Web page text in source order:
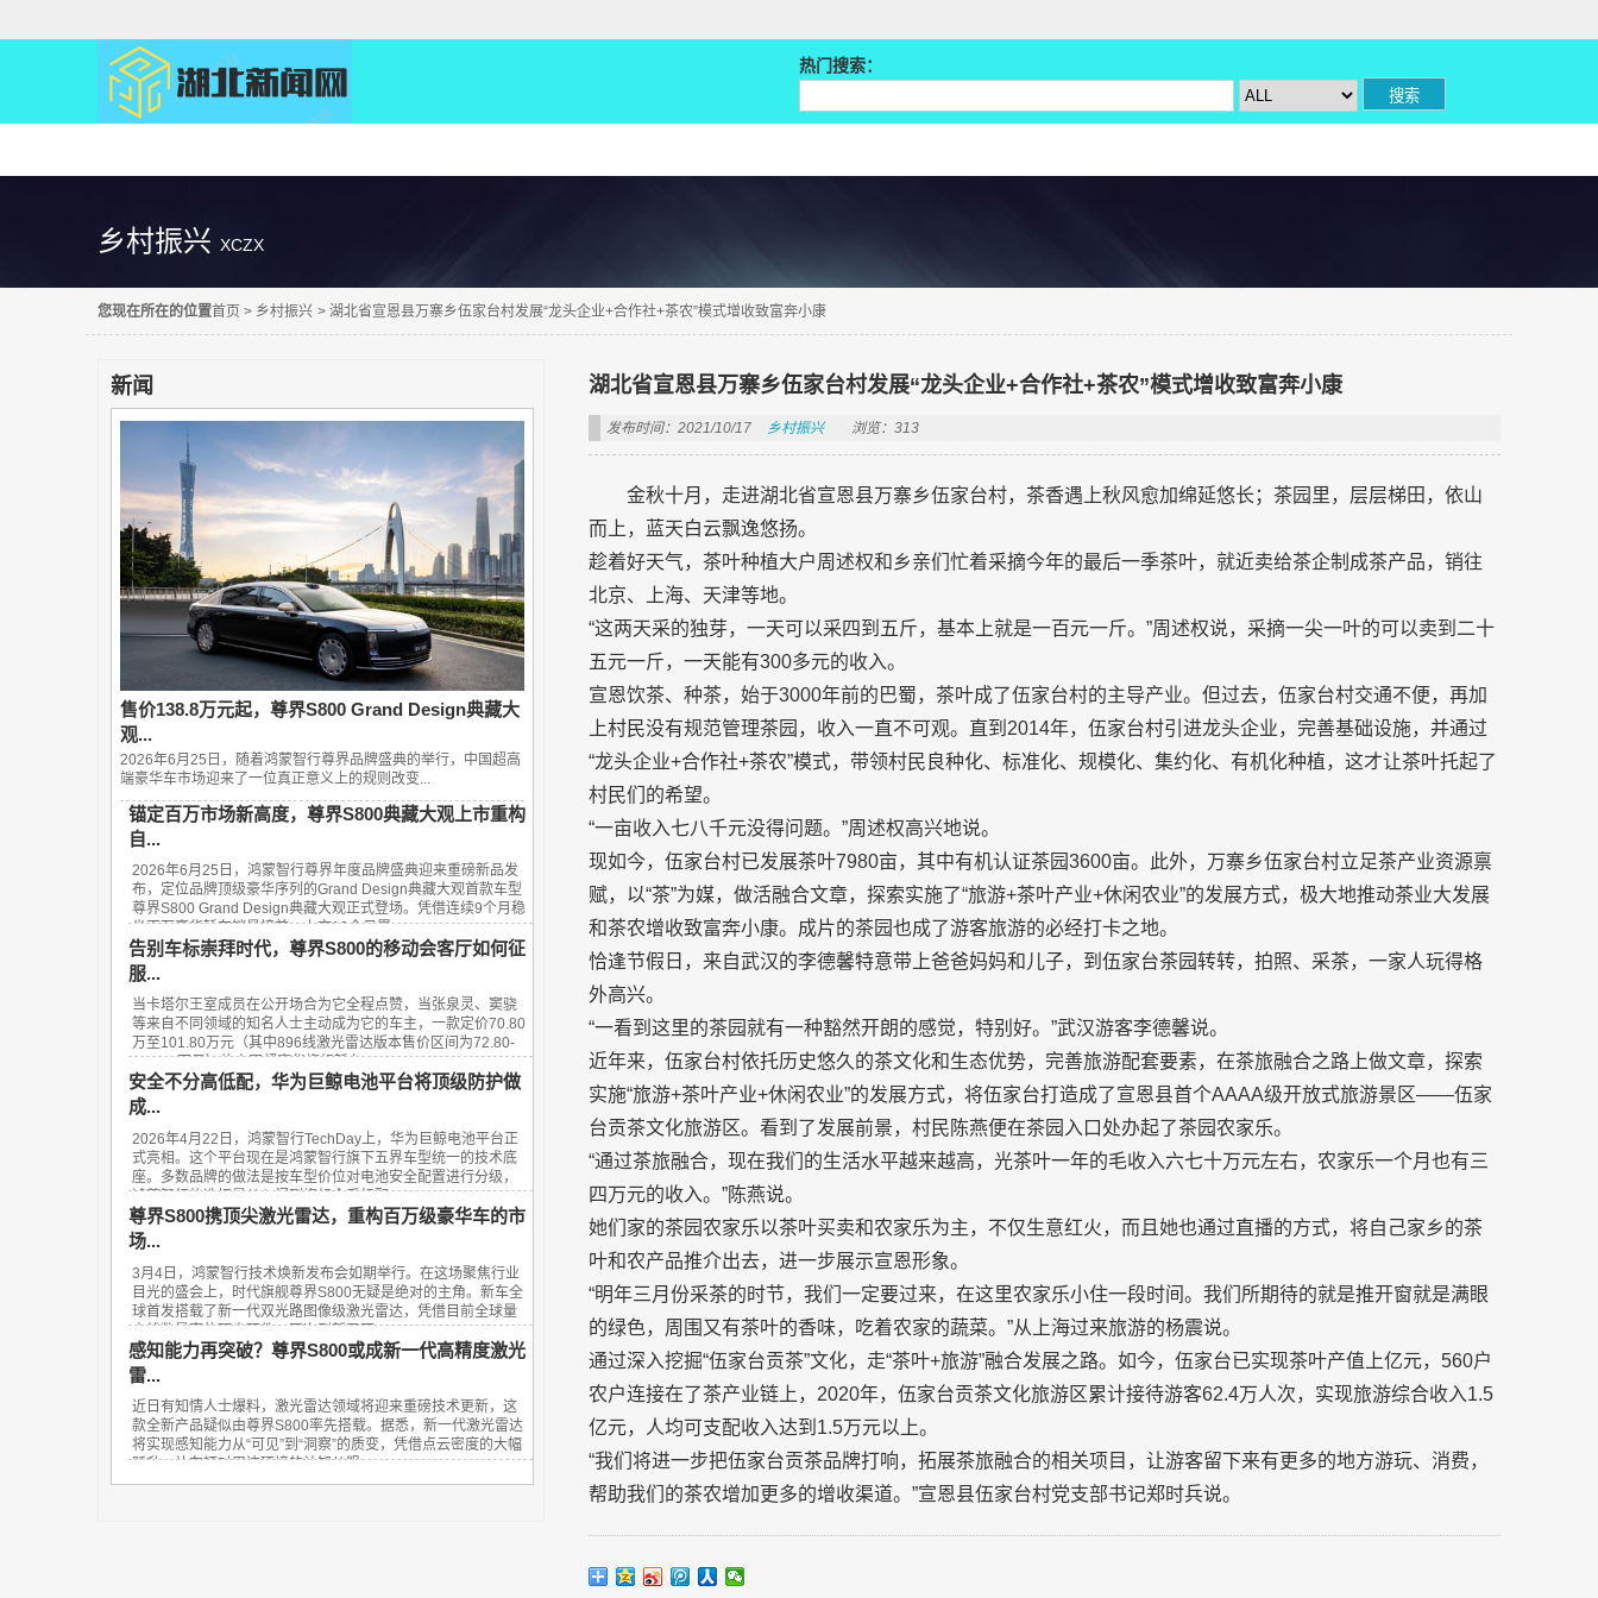
热门搜索：
乡村振兴 XCZX
您现在所在的位置首页 > 乡村振兴 > 湖北省宣恩县万寨乡伍家台村发展“龙头企业+合作社+茶农”模式增收致富奔小康
新闻
售价138.8万元起，尊界S800 Grand Design典藏大
观...
2026年6月25日，随着鸿蒙智行尊界品牌盛典的举行，中国超高
端豪华车市场迎来了一位真正意义上的规则改变...
锚定百万市场新高度，尊界S800典藏大观上市重构
自...
2026年6月25日，鸿蒙智行尊界年度品牌盛典迎来重磅新品发
布，定位品牌顶级豪华序列的Grand Design典藏大观首款车型
尊界S800 Grand Design典藏大观正式登场。凭借连续9个月稳
坐百万豪华轿车销量榜首、上市13个月累...
告别车标崇拜时代，尊界S800的移动会客厅如何征
服...
当卡塔尔王室成员在公开场合为它全程点赞，当张泉灵、窦骁
等来自不同领域的知名人士主动成为它的车主，一款定价70.80
万至101.80万元（其中896线激光雷达版本售价区间为72.80-
101.80万元）的中国超豪华旗舰轿车——...
安全不分高低配，华为巨鲸电池平台将顶级防护做
成...
2026年4月22日，鸿蒙智行TechDay上，华为巨鲸电池平台正
式亮相。这个平台现在是鸿蒙智行旗下五界车型统一的技术底
座。多数品牌的做法是按车型价位对电池安全配置进行分级，
鸿蒙智行的选择是从入门到旗舰全系标配...
尊界S800携顶尖激光雷达，重构百万级豪华车的市
场...
3月4日，鸿蒙智行技术焕新发布会如期举行。在这场聚焦行业
目光的盛会上，时代旗舰尊界S800无疑是绝对的主角。新车全
球首发搭载了新一代双光路图像级激光雷达，凭借目前全球量
产线数最高的顶尖硬件，再次刷新了百...
感知能力再突破？尊界S800或成新一代高精度激光
雷...
近日有知情人士爆料，激光雷达领域将迎来重磅技术更新，这
款全新产品疑似由尊界S800率先搭载。据悉，新一代激光雷达
将实现感知能力从“可见”到“洞察”的质变，凭借点云密度的大幅
跃升，让车辆对周边环境的认知从粗...
湖北省宣恩县万寨乡伍家台村发展“龙头企业+合作社+茶农”模式增收致富奔小康
发布时间：2021/10/17 乡村振兴 浏览：313
金秋十月，走进湖北省宣恩县万寨乡伍家台村，茶香遇上秋风愈加绵延悠长；茶园里，层层梯田，依山
而上，蓝天白云飘逸悠扬。
趁着好天气，茶叶种植大户周述权和乡亲们忙着采摘今年的最后一季茶叶，就近卖给茶企制成茶产品，销往
北京、上海、天津等地。
“这两天采的独芽，一天可以采四到五斤，基本上就是一百元一斤。”周述权说，采摘一尖一叶的可以卖到二十
五元一斤，一天能有300多元的收入。
宣恩饮茶、种茶，始于3000年前的巴蜀，茶叶成了伍家台村的主导产业。但过去，伍家台村交通不便，再加
上村民没有规范管理茶园，收入一直不可观。直到2014年，伍家台村引进龙头企业，完善基础设施，并通过
“龙头企业+合作社+茶农”模式，带领村民良种化、标准化、规模化、集约化、有机化种植，这才让茶叶托起了
村民们的希望。
“一亩收入七八千元没得问题。”周述权高兴地说。
现如今，伍家台村已发展茶叶7980亩，其中有机认证茶园3600亩。此外，万寨乡伍家台村立足茶产业资源禀
赋，以“茶”为媒，做活融合文章，探索实施了“旅游+茶叶产业+休闲农业”的发展方式，极大地推动茶业大发展
和茶农增收致富奔小康。成片的茶园也成了游客旅游的必经打卡之地。
恰逢节假日，来自武汉的李德馨特意带上爸爸妈妈和儿子，到伍家台茶园转转，拍照、采茶，一家人玩得格
外高兴。
“一看到这里的茶园就有一种豁然开朗的感觉，特别好。”武汉游客李德馨说。
近年来，伍家台村依托历史悠久的茶文化和生态优势，完善旅游配套要素，在茶旅融合之路上做文章，探索
实施“旅游+茶叶产业+休闲农业”的发展方式，将伍家台打造成了宣恩县首个AAAA级开放式旅游景区——伍家
台贡茶文化旅游区。看到了发展前景，村民陈燕便在茶园入口处办起了茶园农家乐。
“通过茶旅融合，现在我们的生活水平越来越高，光茶叶一年的毛收入六七十万元左右，农家乐一个月也有三
四万元的收入。”陈燕说。
她们家的茶园农家乐以茶叶买卖和农家乐为主，不仅生意红火，而且她也通过直播的方式，将自己家乡的茶
叶和农产品推介出去，进一步展示宣恩形象。
“明年三月份采茶的时节，我们一定要过来，在这里农家乐小住一段时间。我们所期待的就是推开窗就是满眼
的绿色，周围又有茶叶的香味，吃着农家的蔬菜。”从上海过来旅游的杨震说。
通过深入挖掘“伍家台贡茶”文化，走“茶叶+旅游”融合发展之路。如今，伍家台已实现茶叶产值上亿元，560户
农户连接在了茶产业链上，2020年，伍家台贡茶文化旅游区累计接待游客62.4万人次，实现旅游综合收入1.5
亿元，人均可支配收入达到1.5万元以上。
“我们将进一步把伍家台贡茶品牌打响，拓展茶旅融合的相关项目，让游客留下来有更多的地方游玩、消费，
帮助我们的茶农增加更多的增收渠道。”宣恩县伍家台村党支部书记郑时兵说。